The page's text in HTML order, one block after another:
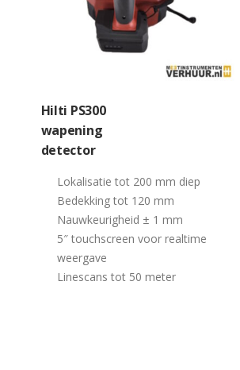
Hilti PS300
wapening
detector
Lokalisatie tot 200 mm diep
Bedekking tot 120 mm
Nauwkeurigheid ± 1 mm
5″ touchscreen voor realtime
weergave
Linescans tot 50 meter